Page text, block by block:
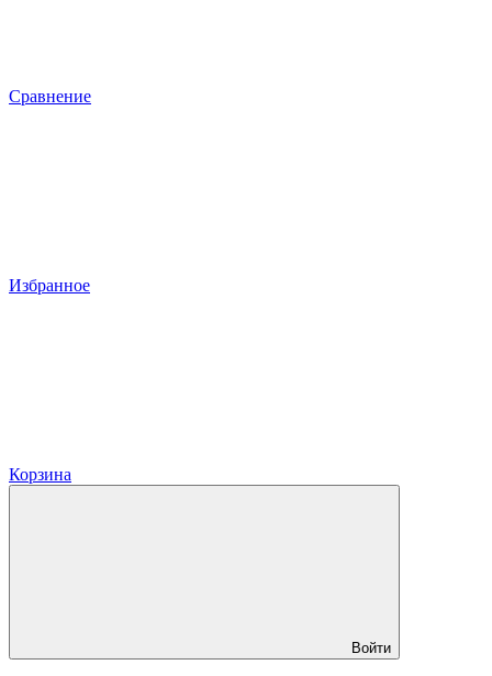
Сравнение
Избранное
Корзина
Войти